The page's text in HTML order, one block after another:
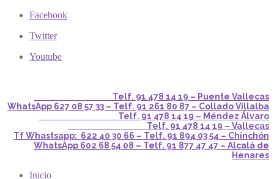
Facebook
Twitter
Youtube
Telf. 91 478 14 19 – Puente Vallecas
WhatsApp 627 08 57 33 – Telf. 91 261 80 87 – Collado Villalba
Telf. 91 478 14 19 – Méndez Álvaro
Telf. 91 478 14 19 – Vallecas
Tf Whastsapp: 622 40 30 66 – Telf. 91 894 03 54 – Chinchón
WhatsApp 602 68 54 08 – Telf. 91 877 47 47 – Alcalá de
Henares
Inicio